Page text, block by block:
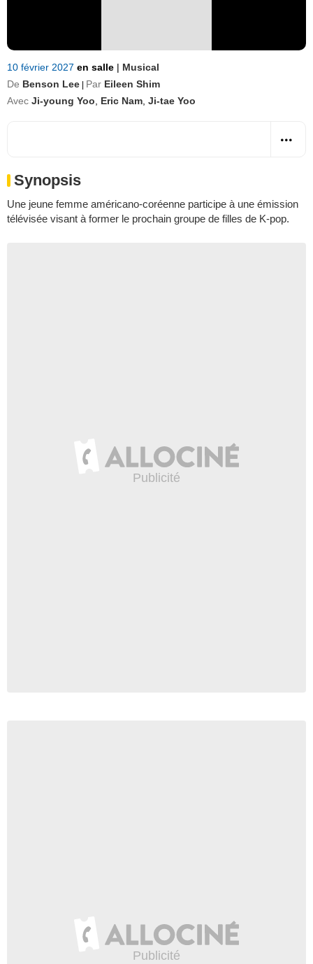
10 février 2027 en salle | Musical
De Benson Lee Par Eileen Shim
Avec Ji-young Yoo Eric Nam Ji-tae Yoo
Synopsis
Une jeune femme américano-coréenne participe à une émission
télévisée visant à former le prochain groupe de filles de K-pop.